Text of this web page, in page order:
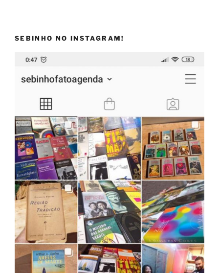
SEBINHO NO INSTAGRAM!